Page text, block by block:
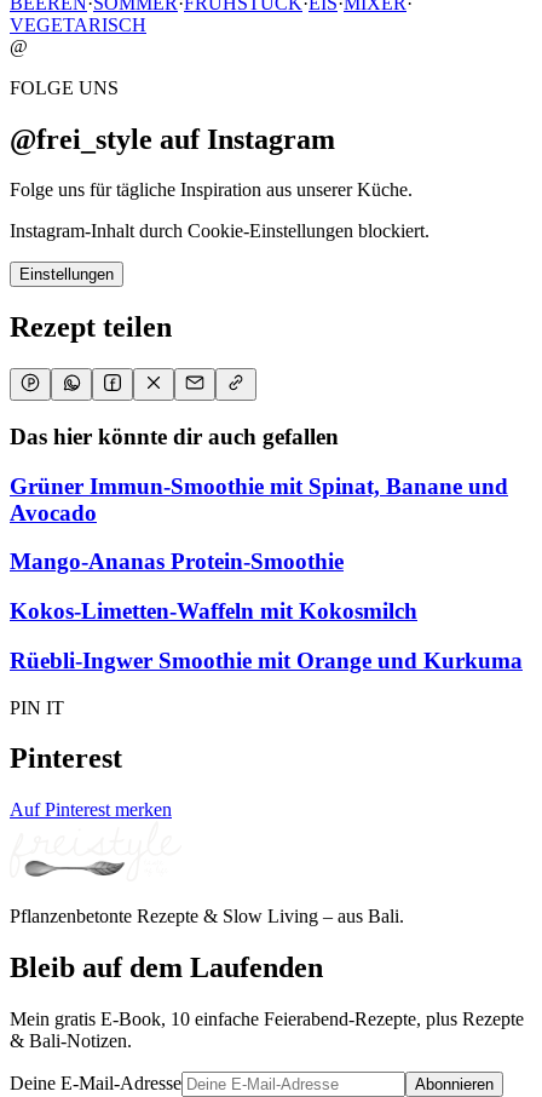
VEGETARISCH
@
FOLGE UNS
@frei_style auf Instagram
Folge uns für tägliche Inspiration aus unserer Küche.
Instagram-Inhalt durch Cookie-Einstellungen blockiert.
Einstellungen
Rezept teilen
Das hier könnte dir auch gefallen
Grüner Immun-Smoothie mit Spinat, Banane und
Avocado
Mango-Ananas Protein-Smoothie
Kokos-Limetten-Waffeln mit Kokosmilch
Rüebli-Ingwer Smoothie mit Orange und Kurkuma
PIN IT
Pinterest
Auf Pinterest merken
Pflanzenbetonte Rezepte & Slow Living – aus Bali.
Bleib auf dem Laufenden
Mein gratis E-Book, 10 einfache Feierabend-Rezepte, plus Rezepte
& Bali-Notizen.
Deine E-Mail-Adresse Abonnieren